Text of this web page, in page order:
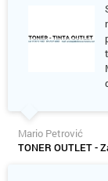
Mario Petrović
TONER OUTLET -